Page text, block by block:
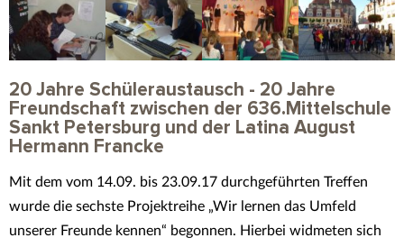
20 Jahre Schüleraustausch - 20 Jahre
Freundschaft zwischen der 636.Mittelschule
Sankt Petersburg und der Latina August
Hermann Francke
Mit dem vom 14.09. bis 23.09.17 durchgeführten Treffen
wurde die sechste Projektreihe „Wir lernen das Umfeld
unserer Freunde kennen“ begonnen. Hierbei widmeten sich